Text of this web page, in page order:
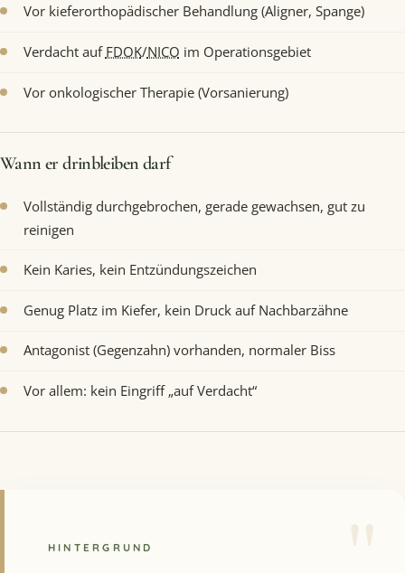
Vor kieferorthopädischer Behandlung (Aligner, Spange)
Verdacht aufFDOK/NICO im Operationsgebiet
Vor onkologischer Therapie (Vorsanierung)
Wann er drinbleiben darf
Vollständig durchgebrochen, gerade gewachsen, gut zu
reinigen
Kein Karies, kein Entzündungszeichen
Genug Platz im Kiefer, kein Druck auf Nachbarzähne
Antagonist (Gegenzahn) vorhanden, normaler Biss
Vor allem: kein Eingriff „auf Verdacht“
HINTERGRUND